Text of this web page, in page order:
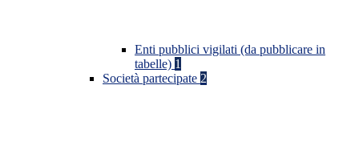
Enti pubblici vigilati (da pubblicare in
tabelle) 1
Società partecipate 2